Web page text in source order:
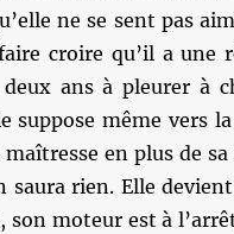
ne se sent pas
croire qu’il a une
ans à pleurer à
suppose même
en plus de
saura rien. Elle
moteur est à